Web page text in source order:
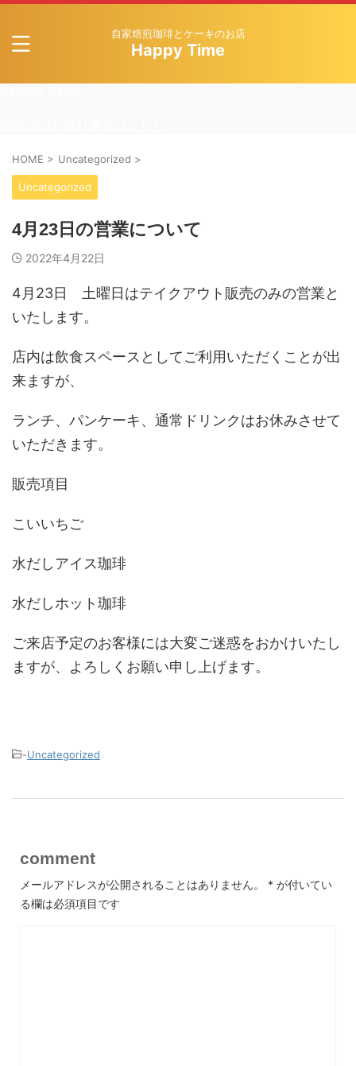
自家焙煎珈琲とケーキのお店
Happy Time
HOME > Uncategorized >
Uncategorized
4月23日の営業について
2022年4月22日
4月23日 土曜日はテイクアウト販売のみの営業と
いたします。
店内は飲食スペースとしてご利用いただくことが出
来ますが、
ランチ、パンケーキ、通常ドリンクはお休みさせて
いただきます。
販売項目
こいいちご
水だしアイス珈琲
水だしホット珈琲
ご来店予定のお客様には大変ご迷惑をおかけいたし
ますが、よろしくお願い申し上げます。
-Uncategorized
comment
メールアドレスが公開されることはありません。 * が付いてい
る欄は必須項目です